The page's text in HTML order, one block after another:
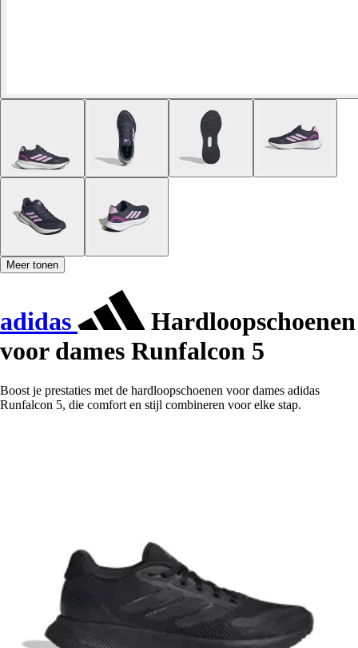
Meer tonen
adidas
Hardloopschoenen
voor dames Runfalcon 5
Boost je prestaties met de hardloopschoenen voor dames adidas
Runfalcon 5, die comfort en stijl combineren voor elke stap.